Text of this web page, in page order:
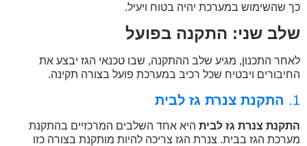
כך שהשימוש במערכת יהיה בטוח ויעיל.
שלב שני: התקנה בפועל
לאחר התכנון, מגיע שלב ההתקנה, שבו טכנאי הגז יבצע את
החיבורים ויבטיח שכל רכיב במערכת פועל בצורה תקינה.
1. התקנת צנרת גז לבית
התקנת צנרת גז לבית היא אחד השלבים המרכזיים בהתקנת
מערכת הגז בבית. צנרת הגז צריכה להיות מותקנת בצורה כזו